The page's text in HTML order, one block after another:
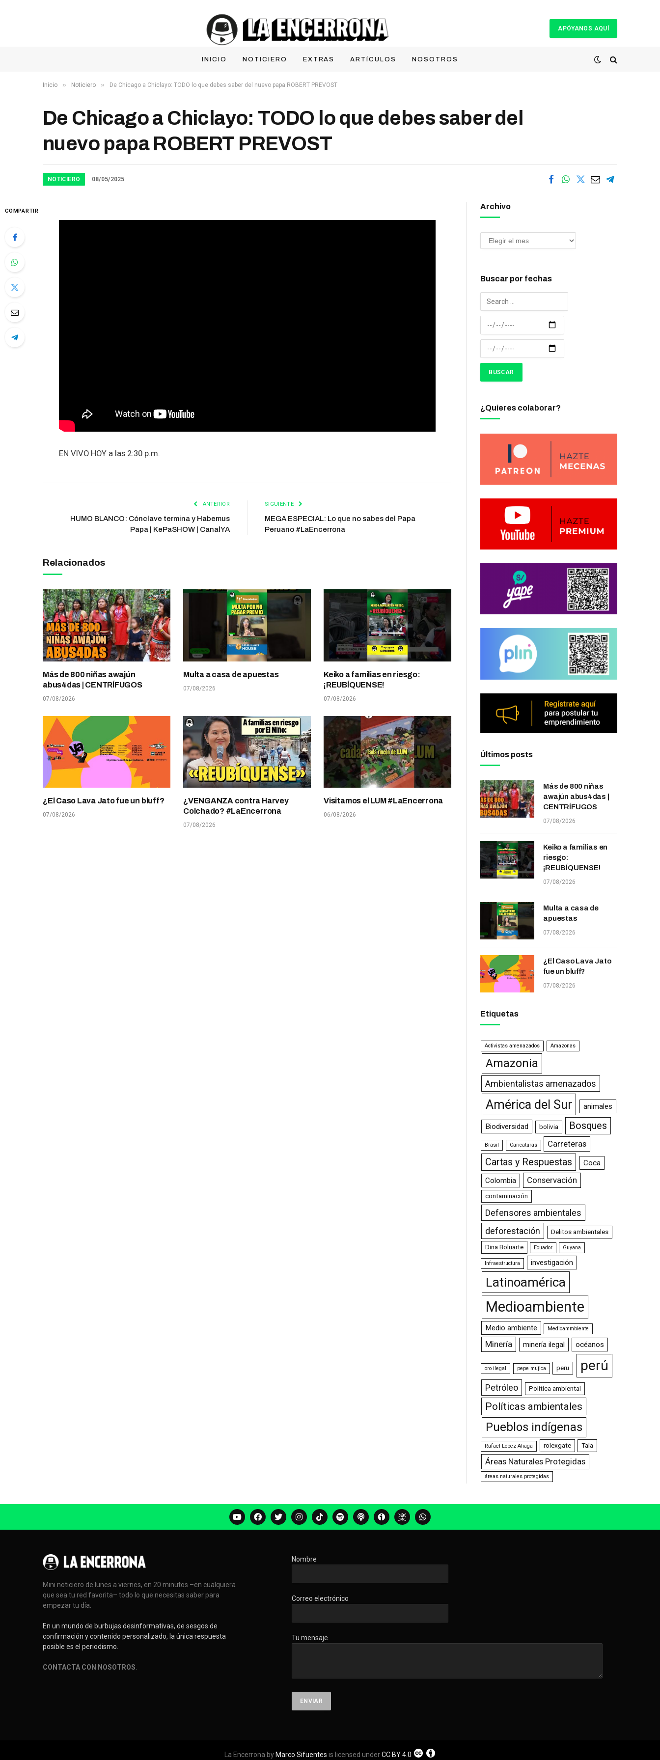
APÓYANOS AQUÍ
INICIO NOTICIERO EXTRAS ARTÍCULOS NOSOTROS
Inicio » Noticiero » De Chicago a Chiclayo: TODO lo que debes saber del nuevo papa ROBERT PREVOST
De Chicago a Chiclayo: TODO lo que debes saber del
nuevo papa ROBERT PREVOST
NOTICIERO 08/05/2025
COMPARTIR
EN VIVO HOY a las 2:30 p.m.
ANTERIOR
HUMO BLANCO: Cónclave termina y Habemus
Papa | KePaSHOW | CanalYA
SIGUIENTE
MEGA ESPECIAL: Lo que no sabes del Papa
Peruano #LaEncerrona
Relacionados
Más de 800 niñas awajún
abus4das | CENTRÍFUGOS
07/08/2026
Multa a casa de apuestas
07/08/2026
Keiko a familias en riesgo:
¡REUBÍQUENSE!
07/08/2026
¿El Caso Lava Jato fue un bluff?
07/08/2026
¿VENGANZA contra Harvey
Colchado? #LaEncerrona
07/08/2026
Visitamos el LUM #LaEncerrona
06/08/2026
Archivo
Buscar por fechas
¿Quieres colaborar?
Últimos posts
Más de 800 niñas
awajún abus4das |
CENTRÍFUGOS
07/08/2026
Keiko a familias en
riesgo:
¡REUBÍQUENSE!
07/08/2026
Multa a casa de
apuestas
07/08/2026
¿El Caso Lava Jato
fue un bluff?
07/08/2026
Etiquetas
Activistas amenazados Amazonas
Amazonia
Ambientalistas amenazados
América del Sur animales
Biodiversidad bolivia Bosques
Brasil Caricaturas Carreteras
Cartas y Respuestas
Coca
Colombia
Conservación
contaminación
Defensores ambientales
deforestación
Delitos ambientales
Dina Boluarte Ecuador Guyana
Infraestructura investigación
Latinoamérica
Medioambiente
Medio ambiente Medioammbiente
Minería minería ilegal océanos
oro ilegal pepe mujica peru perú
Petróleo Política ambiental
Políticas ambientales
Pueblos indígenas
Rafael López Aliaga rolexgate Tala
Áreas Naturales Protegidas
áreas naturales protegidas
Mini noticiero de lunes a viernes, en 20 minutos –en cualquiera
que sea tu red favorita– todo lo que necesitas saber para
empezar tu día.
En un mundo de burbujas desinformativas, de sesgos de
confirmación y contenido personalizado, la única respuesta
posible es el periodismo.
CONTACTA CON NOSOTROS
Nombre
Correo electrónico
Tu mensaje
La Encerrona by Marco Sifuentes is licensed underCC BY 4.0